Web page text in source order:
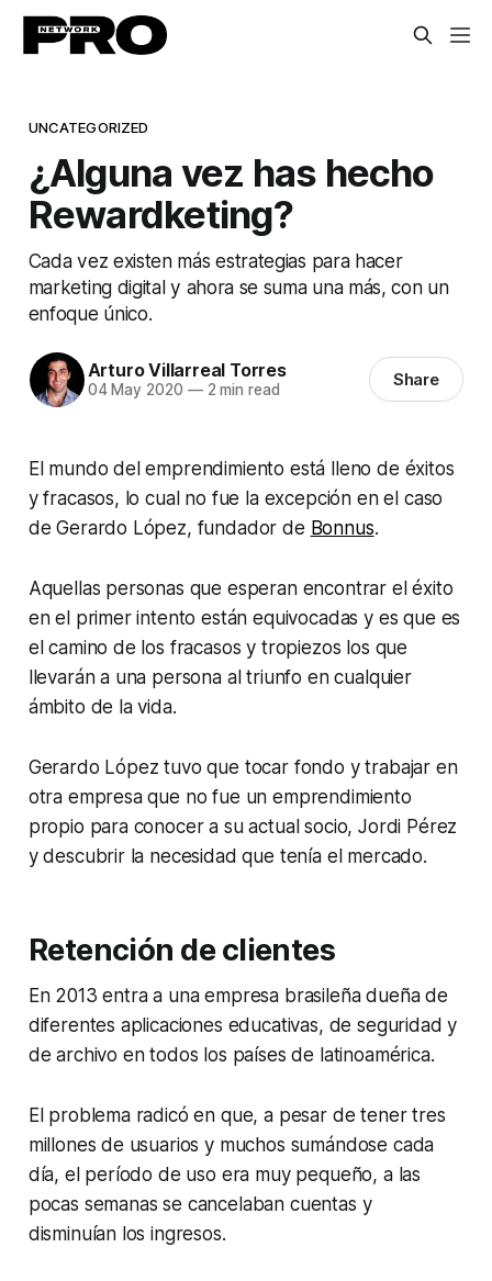
UNCATEGORIZED
¿Alguna vez has hecho
Rewardketing?
Cada vez existen más estrategias para hacer
marketing digital y ahora se suma una más, con un
enfoque único.
Arturo Villarreal Torres
04 May 2020 —2 min read Share
El mundo del emprendimiento está lleno de éxitos
y fracasos, lo cual no fue la excepción en el caso
de Gerardo López, fundador de Bonnus.
Aquellas personas que esperan encontrar el éxito
en el primer intento están equivocadas y es que es
el camino de los fracasos y tropiezos los que
llevarán a una persona al triunfo en cualquier
ámbito de la vida.
Gerardo López tuvo que tocar fondo y trabajar en
otra empresa que no fue un emprendimiento
propio para conocer a su actual socio, Jordi Pérez
y descubrir la necesidad que tenía el mercado.
Retención de clientes
En 2013 entra a una empresa brasileña dueña de
diferentes aplicaciones educativas, de seguridad y
de archivo en todos los países de latinoamérica.
El problema radicó en que, a pesar de tener tres
millones de usuarios y muchos sumándose cada
día, el período de uso era muy pequeño, a las
pocas semanas se cancelaban cuentas y
disminuían los ingresos.